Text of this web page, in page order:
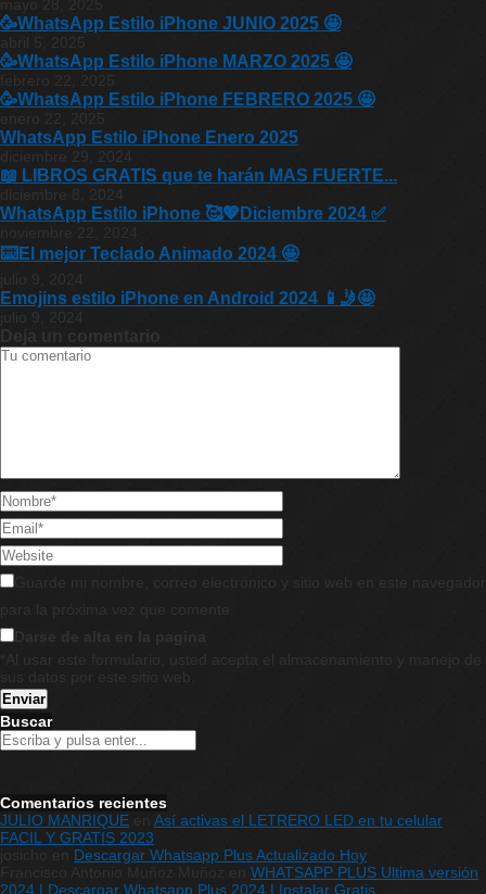
🥳WhatsApp Estilo iPhone JUNIO 2025 🤩
🥳WhatsApp Estilo iPhone MARZO 2025 🤩
febrero 22, 2025
🥳WhatsApp Estilo iPhone FEBRERO 2025 🤩
WhatsApp Estilo iPhone Enero 2025
diciembre 29, 2024
📖 LIBROS GRATIS que te harán MAS FUERTE...
WhatsApp Estilo iPhone 🥰💖Diciembre 2024 ✅
noviembre 22, 2024
⌨️El mejor Teclado Animado 2024 🤩
Emojins estilo iPhone en Android 2024 📱🤳🤩
julio 9, 2024
Deja un comentario
Darse de alta en la pagina
Buscar
Comentarios recientes
JULIO MANRIQUE
Así activas el LETRERO LED en tu celular
FACIL Y GRATIS 2023
Descargar Whatsapp Plus Actualizado Hoy
WHATSAPP PLUS Ultima versión
2024 | Descargar Whatsapp Plus 2024 | Instalar Gratis